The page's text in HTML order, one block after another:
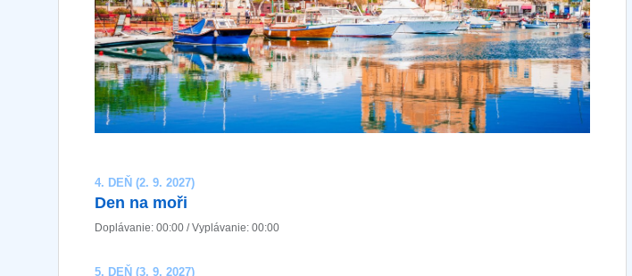
4. DEŇ (2. 9. 2027)
Den na moři
Doplávanie: 00:00 / Vyplávanie: 00:00
5. DEŇ (3. 9. 2027)